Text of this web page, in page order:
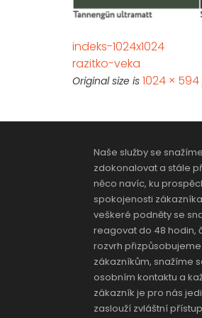
indeks-1024x1024
razitko-veka
Original size is 1024 × 594
Naše služby se
zdokonalovat a stále
něco navíc, ku
spokojenosti
veškeré podněty se
reagovat do 48 hodin,
rozvrh
zákazníkům, snažíme
osobním kontaktu a
zákazník je pro nás
zaslouží zvláštní